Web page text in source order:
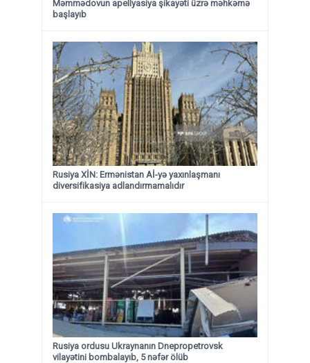
Məmmədovun apellyasiya şikayəti üzrə məhkəmə
başlayıb
Rusiya XİN: Ermənistan Aİ-yə yaxınlaşmanı
diversifikasiya adlandırmamalıdır
Rusiya ordusu Ukraynanın Dnepropetrovsk
vilayətini bombalayıb, 5 nəfər ölüb